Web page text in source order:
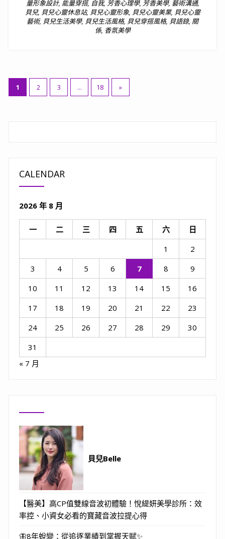
量形象設計, 能量穿搭, 自我, 芳香心理學, 芳香美學, 藝術溝通,
貝兒, 貝兒心靈休息站, 貝兒心靈形象, 貝兒心靈美業, 貝兒心靈
藝術, 貝兒生活美學, 貝兒生活風格, 貝兒穿搭風格, 貝語錄, 關
係, 香氛美學
文
章
1 2 3 ... 18 »
CALENDAR
2026 年 8 月
一 二 三 四 五 六
日
1
2
3
4 5 6 7 8
9
10
11 12 13 14 15
16
17
18 19 20 21 22
23
24
25 26 27 28 29
30
31
« 7 月
貝兒Belle
【醫美】高CP值雙線音波初體驗！悅緹妍美學診所：效
率控、小資女必看的寶藏音波拉提心得
🦋8年蛻變：從追逐業績到掌握天賦✨